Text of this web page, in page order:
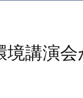
講演会